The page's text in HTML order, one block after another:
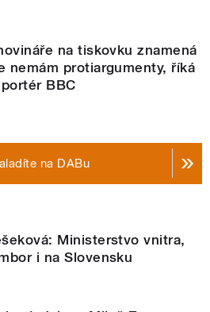
na tiskovku znamená
nemám protiargumenty, říká
BBC
na DABu
Ministerstvo vnitra,
i na Slovensku